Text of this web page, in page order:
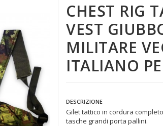
CHEST RIG
VEST
MILITARE
ITALIANO
DESCRIZIONE
Gilet tattico in cordura
tasche grandi porta pallini.